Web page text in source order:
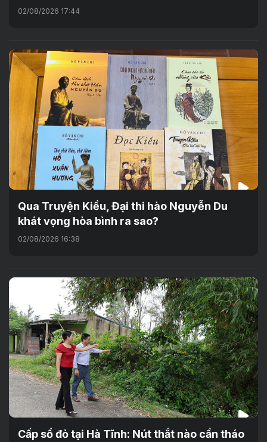
02/08/2026 17:44
Qua Truyện Kiều, Đại thi hào Nguyễn Du
khát vọng hòa bình ra sao?
02/08/2026 16:38
Cấp sổ đỏ tại Hà Tĩnh: Nút thắt nào cần tháo